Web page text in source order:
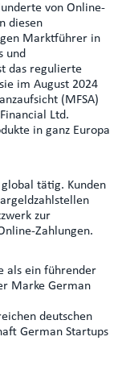
von Online-
diesen
Marktführer in
und
das regulierte
im August 2024
(MFSA)
Ltd.
in ganz Europa
tätig. Kunden
zur
Zahlungen.
als ein führender
Marke German
deutschen
German Startups